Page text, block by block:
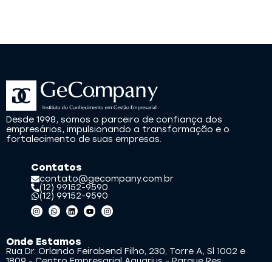
Desde 1998, somos o parceiro de confiança dos
empresários, impulsionando a transformação e o
fortalecimento de suas empresas.
Contatos
contato@gecompany.com.br
(12) 99152-9590
(12) 99152-9590
Onde Estamos
Rua Dr. Orlando Feirabend Filho, 230, Torre A, Sl 1002 e